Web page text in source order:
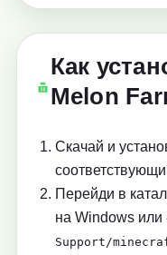
Как
Melon
Скачай и
Перейди в
на Windows или
Support/